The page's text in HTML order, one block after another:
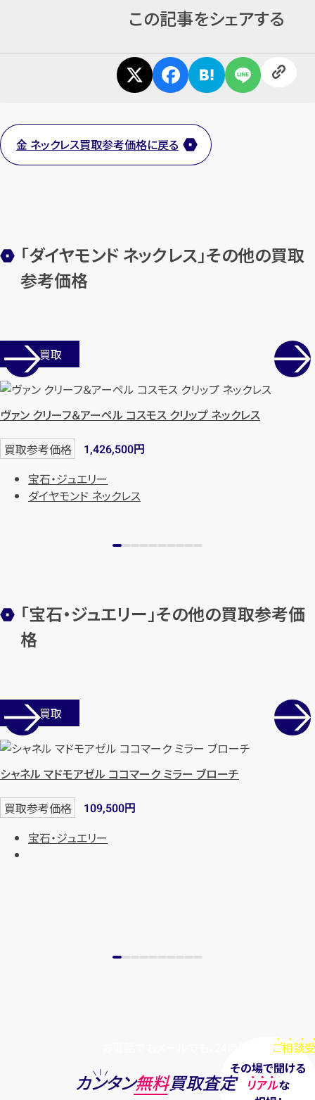
最短1分！今すぐ査定金額をお伝えいた
します
まずはお電話
【総合受付】24時間・年中無休(年末年
この記事をシェアする
金 ネックレス買取参考価格に戻る
「ダイヤモンド ネックレス」その他の買取
参考価格
店舗買取
ヴァン クリーフ＆アーペル コスモス クリップ ネックレス
買取参考価格 1,426,500円
宝石・ジュエリー
ダイヤモンド ネックレス
「宝石・ジュエリー」その他の買取参考価
格
店舗買取
シャネル マドモアゼル ココマーク ミラー ブローチ
買取参考価格 109,500円
宝石・ジュエリー
ご相談
その場で聞ける
リアルな
カンタン無料買取査定